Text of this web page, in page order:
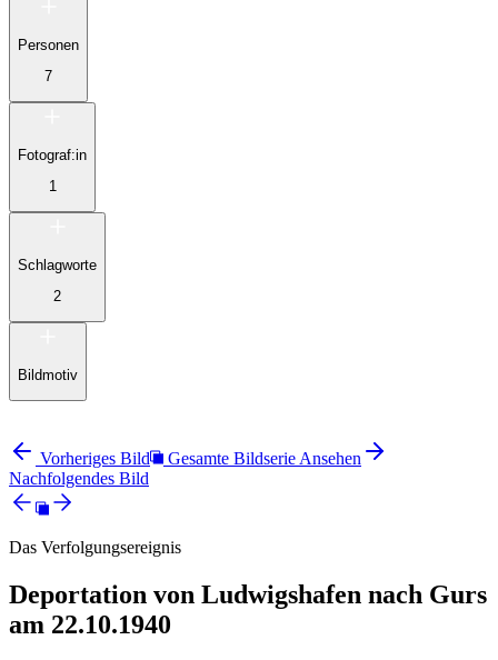
Personen
7
Fotograf:in
1
Schlagworte
2
Bildmotiv
Vorheriges Bild
Gesamte Bildserie Ansehen
Nachfolgendes Bild
Das Verfolgungsereignis
Deportation von Ludwigshafen nach Gurs
am 22.10.1940